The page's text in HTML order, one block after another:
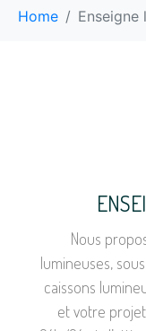
Home Enseigne
Nous
lumineuses,
caissons
et votre